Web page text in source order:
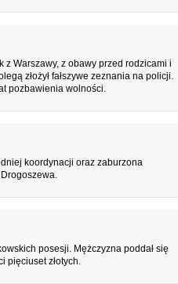
z Warszawy, z obawy przed rodzicami i
złożył fałszywe zeznania na policji.
pozbawienia wolności.
koordynacji oraz zaburzona
posesji. Mężczyzna poddał się
pięciuset złotych.